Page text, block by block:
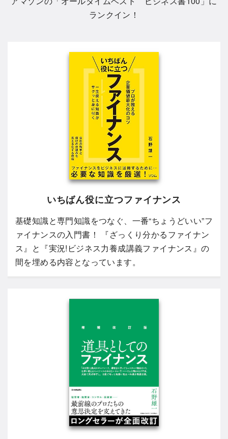
ランクイン！
いちばん役に立つファイナンス
基礎知識と専門知識をつなぐ、一番“ちょうどいい”フ
ァイナンスの入門書！ 『ざっくり分かるファイナン
ス』と『実況!ビジネス力養成講義ファイナンス』の
間を埋める内容となっています。